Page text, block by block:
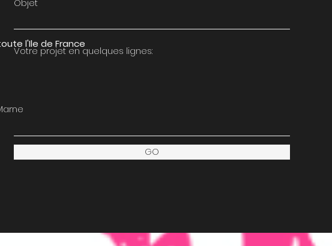
l'Ile de France
Objet
Votre projet en quelques lignes:
GO